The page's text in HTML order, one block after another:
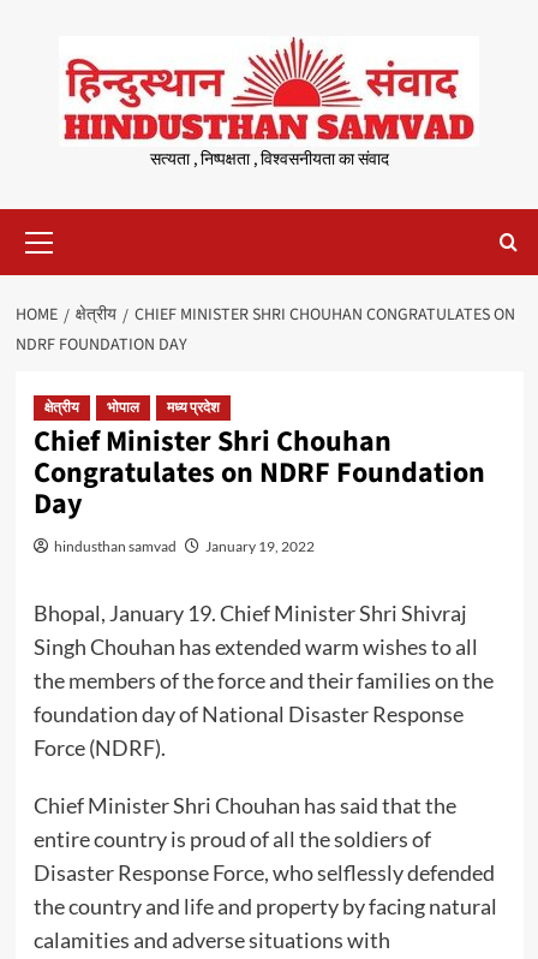
content
सत्यता , निष्पक्षता , विश्वसनीयता का संवाद
Menu
HOME क्षेत्रीय
CHIEF MINISTER SHRI CHOUHAN CONGRATULATES ON
NDRF FOUNDATION DAY
क्षेत्रीय भोपाल मध्य प्रदेश
Chief Minister Shri Chouhan
Congratulates on NDRF Foundation
Day
hindusthan samvad January 19, 2022
Bhopal, January 19. Chief Minister Shri Shivraj
Singh Chouhan has extended warm wishes to all
the members of the force and their families on the
foundation day of National Disaster Response
Force (NDRF).
Chief Minister Shri Chouhan has said that the
entire country is proud of all the soldiers of
Disaster Response Force, who selflessly defended
the country and life and property by facing natural
calamities and adverse situations with